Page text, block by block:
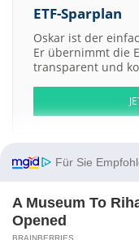
ETF-Sparplan
Oskar ist der
Er übernimmt die
transparent und
Aktien ATX DAX
Für Sie
A Museum To
Opened
BRAINBERRIES